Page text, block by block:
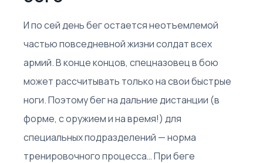
И по сей день бег остается неотъемлемой
частью повседневной жизни солдат всех
армий. В конце концов, спецназовец в бою
может рассчитывать только на свои быстрые
ноги. Поэтому бег на дальние дистанции (в
форме, с оружием и на время!) для
специальных подразделений — норма
тренировочного процесса… При беге